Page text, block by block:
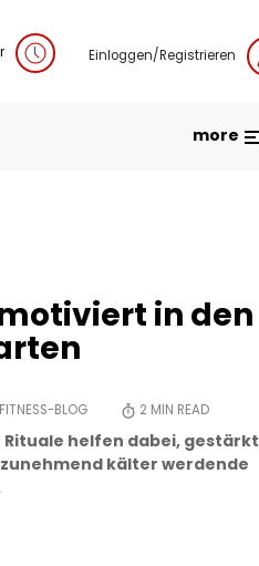
Einloggen/Registrieren
more
in den
BLOG 2 MIN READ
helfen dabei, gestärkt
kälter werdende